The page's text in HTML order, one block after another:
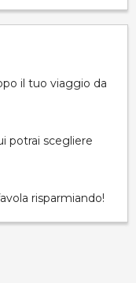
il tuo viaggio da
potrai scegliere
risparmiando!